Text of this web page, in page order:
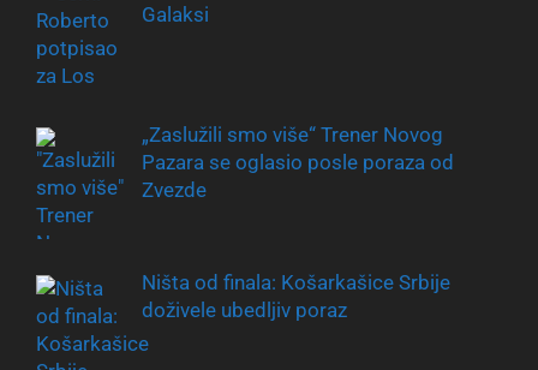
Galaksi
„Zaslužili smo više“ Trener Novog
Pazara se oglasio posle poraza od
Zvezde
Ništa od finala: Košarkašice Srbije
doživele ubedljiv poraz